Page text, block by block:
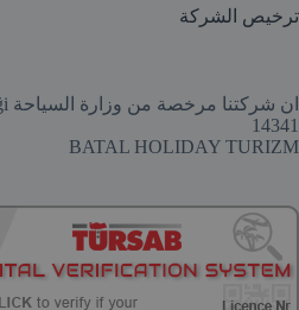
ترخيص الشركة
ان شركتنا مرخصة من وزارة السياحة TÜRSAB Birliği ©
14341
BATAL HOLIDAY TURIZM